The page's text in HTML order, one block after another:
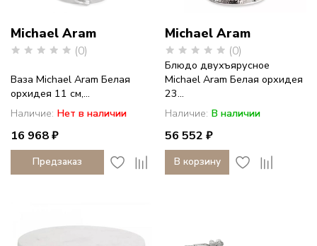
Michael Aram
(0)
Ваза Michael Aram Белая
орхидея 11 см,...
Наличие: Нет в наличии
16 968 ₽
Предзаказ
Michael Aram
(0)
Блюдо двухъярусное
Michael Aram Белая орхидея
23...
Наличие: В наличии
56 552 ₽
В корзину